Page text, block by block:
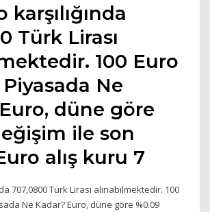
karşılığında
Türk Lirası
100 Euro
Ne
düne göre
ile son
alış kuru 7
707,0800 Türk Lirası alınabilmektedir. 100
Ne Kadar? Euro, düne göre %0.09